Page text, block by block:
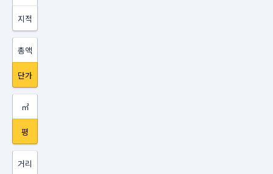
지적
총액
단가
㎡
평
거리